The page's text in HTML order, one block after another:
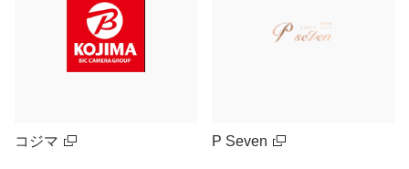
コジマ P Seven